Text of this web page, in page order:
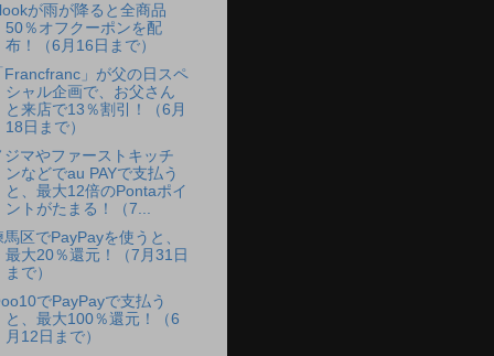
が雨が降ると全商品
50％オフクーポンを配
布！（6月16日まで）
Francfranc」が父の日スペ
シャル企画で、お父さん
と来店で13％割引！（6月
18日まで）
ジマやファーストキッチ
ンなどでau PAYで支払う
と、最大12倍のPontaポイ
ントがたまる！（7...
馬区でPayPayを使うと、
最大20％還元！（7月31日
まで）
でPayPayで支払う
と、最大100％還元！（6
月12日まで）